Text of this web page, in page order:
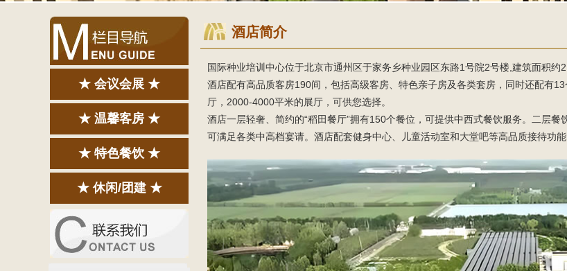
★ 会议会展 ★
★ 温馨客房 ★
★ 特色餐饮 ★
★ 休闲/团建 ★
酒店简介
国际种业培训中心位于北京市通州区于家务乡种业园区东路1号院2号楼,建筑面积约
酒店配有高品质客房190间，包括高级客房、特色亲子房及各类套房，同时还配有
厅，2000-4000平米的展厅，可供您选择。
酒店一层轻奢、简约的“稻田餐厅”拥有150个餐位，可提供中西式餐饮服务。二层
可满足各类中高档宴请。酒店配套健身中心、儿童活动室和大堂吧等高品质接待功